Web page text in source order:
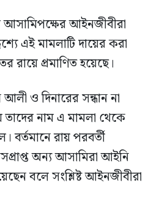
আসামিপক্ষের আইনজীবীরা
এই মামলাটি দায়ের করা
প্রমাণিত হয়েছে।
ও দিনারের সন্ধান না
নাম এ মামলা থেকে
বর্তমানে রায় পরবর্তী
অন্য আসামিরা আইনি
বলে সংশ্লিষ্ট আইনজীবীরা